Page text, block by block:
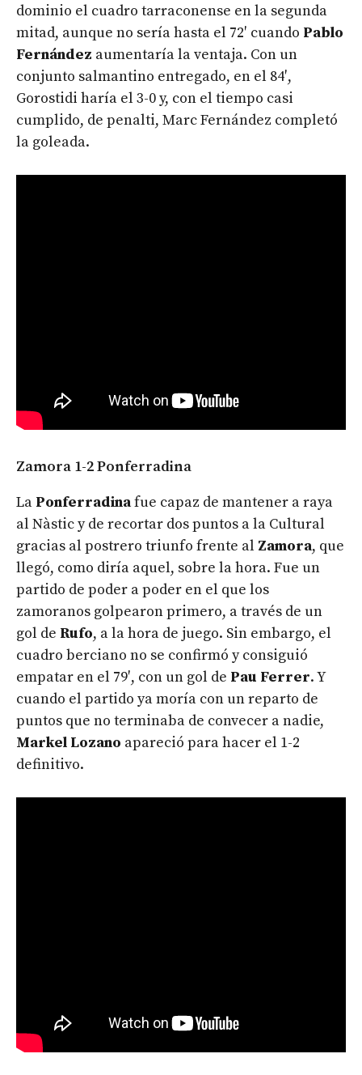
dominio el cuadro tarraconense en la segunda
mitad, aunque no sería hasta el 72′ cuando Pablo
Fernández aumentaría la ventaja. Con un
conjunto salmantino entregado, en el 84′,
Gorostidi haría el 3-0 y, con el tiempo casi
cumplido, de penalti, Marc Fernández completó
la goleada.
Zamora 1-2 Ponferradina
La Ponferradinafue capaz de mantener a raya
al Nàstic y de recortar dos puntos a la Cultural
gracias al postrero triunfo frente al Zamora, que
llegó, como diría aquel, sobre la hora. Fue un
partido de poder a poder en el que los
zamoranos golpearon primero, a través de un
gol de Rufo, a la hora de juego. Sin embargo, el
cuadro berciano no se confirmó y consiguió
empatar en el 79′, con un gol de Pau Ferrer. Y
cuando el partido ya moría con un reparto de
puntos que no terminaba de convecer a nadie,
Markel Lozano apareció para hacer el 1-2
definitivo.